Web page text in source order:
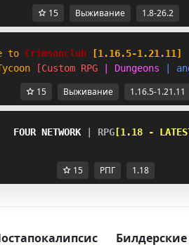
15 Выживание 1.8-26.2
to Crimsonclub
[1.16.5-1.21.11]
[Custom RPG Dungeons an
15 Выживание 1.16.5-1.21.11
FOUR NETWORK | RPG [1.18 -
15 РПГ 1.18
Билдерские